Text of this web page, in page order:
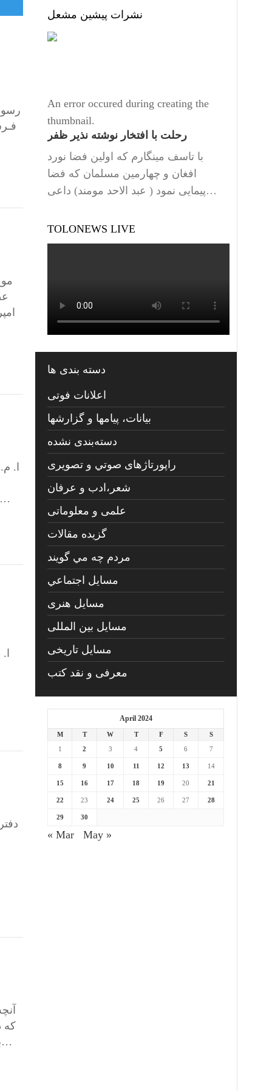
می‌گیرد و گاهی فروکش می‌کند. اکنون شعله‌های آتش آشکارا در حال تشدید است و هیچ کس نمی‌خواهد عواقب…
که
برون‌مرزی حماس در تاریخ هفتم اکتبر، اسرائیل نوار غزه را تحت ادعای ریشهکن کردن این‌گروه، با مسدود کردن…
نشرات پیشین مشعل
An error occured during creating the
thumbnail.
رحلت با افتخار نوشته نذیر ظفر
با تاسف مینگارم که اولین فضا نورد
افغان و چهارمین مسلمان که فضا
پیمایی نمود ( عبد الاحد مومند) داعی…
TOLONEWS LIVE
دسته بندی ها
اعلانات فوتی
بیانات، پیامها و گزارشها
دسته‌بندی نشده
راپورتاژهای صوتي و تصويری
شعر،ادب و عرفان
علمی و معلوماتی
گزیده مقالات
مردم چه مي گويند
مسايل اجتماعي
مسايل هنری
مسایل بین المللی
مسایل تاریخی
معرفی و نقد کتب
April 2024
M T W T F S
S
1
2 3 4 5 6 7
8 9 10 11 12 13 14
15 16 17 18 19 20 21
22 23 24 25 26 27 28
29 30
« Mar May »